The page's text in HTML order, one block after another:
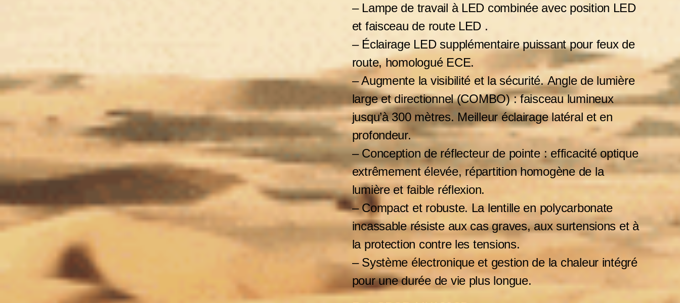
– Lampe de travail à LED combinée avec position LED
et faisceau de route LED .
– Éclairage LED supplémentaire puissant pour feux de
route, homologué ECE.
– Augmente la visibilité et la sécurité. Angle de lumière
large et directionnel (COMBO) : faisceau lumineux
jusqu’à 300 mètres. Meilleur éclairage latéral et en
profondeur.
– Conception de réflecteur de pointe : efficacité optique
extrêmement élevée, répartition homogène de la
lumière et faible réflexion.
– Compact et robuste. La lentille en polycarbonate
incassable résiste aux cas graves, aux surtensions et à
la protection contre les tensions.
– Système électronique et gestion de la chaleur intégré
pour une durée de vie plus longue.